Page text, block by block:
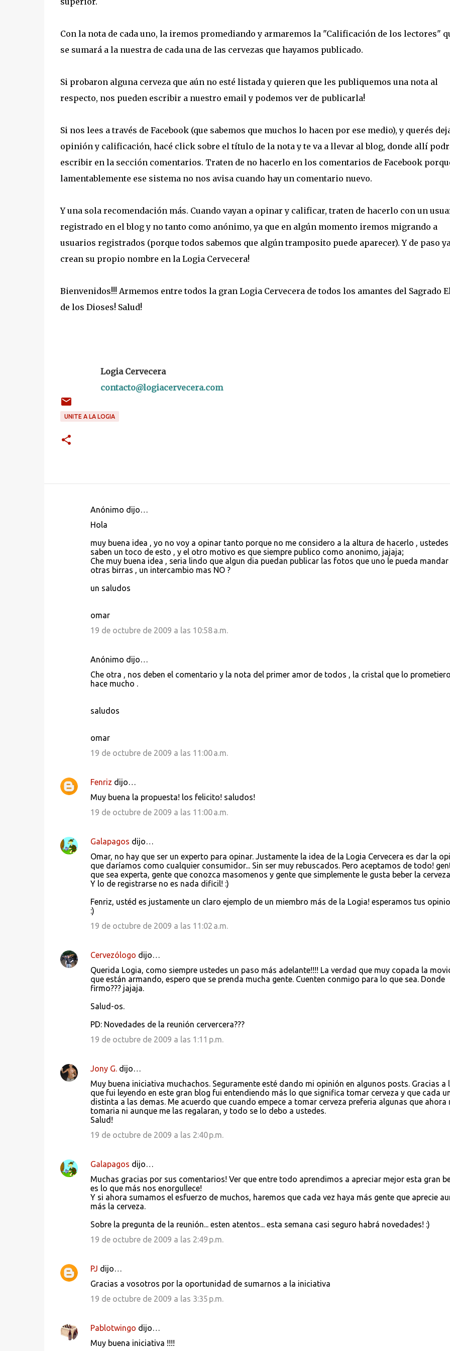
Con la nota de cada uno, la iremos promediando y armaremos la "Calificación de los lectores"
se sumará a la nuestra de cada una de las cervezas que hayamos publicado.
Si probaron alguna cerveza que aún no esté listada y quieren que les publiquemos una nota al
respecto, nos pueden escribir a nuestro email y podemos ver de publicarla!
Si nos lees a través de Facebook (que sabemos que muchos lo hacen por ese medio), y querés
opinión y calificación, hacé click sobre el título de la nota y te va a llevar al blog, donde allí
escribir en la sección comentarios. Traten de no hacerlo en los comentarios de Facebook
lamentablemente ese sistema no nos avisa cuando hay un comentario nuevo.
Y una sola recomendación más. Cuando vayan a opinar y calificar, traten de hacerlo con un
registrado en el blog y no tanto como anónimo, ya que en algún momento iremos migrando a
usuarios registrados (porque todos sabemos que algún tramposito puede aparecer). Y de paso
crean su propio nombre en la Logia Cervecera!
Bienvenidos!!! Armemos entre todos la gran Logia Cervecera de todos los amantes del Sagrado
de los Dioses! Salud!
Logia Cervecera
contacto@logiacervecera.com
UNITE A LA LOGIA
Anónimo dijo…
Hola
muy buena idea , yo no voy a opinar tanto porque no me considero a la altura de hacerlo , ustedes
saben un toco de esto , y el otro motivo es que siempre publico como anonimo, jajaja;
Che muy buena idea , seria lindo que algun dia puedan publicar las fotos que uno le pueda mandar
otras birras , un intercambio mas NO ?
un saludos
omar
19 de octubre de 2009 a las 10:58 a.m.
Anónimo dijo…
Che otra , nos deben el comentario y la nota del primer amor de todos , la cristal que lo
hace mucho .
saludos
omar
19 de octubre de 2009 a las 11:00 a.m.
Fenriz dijo…
Muy buena la propuesta! los felicito! saludos!
19 de octubre de 2009 a las 11:00 a.m.
Galapagos dijo…
Omar, no hay que ser un experto para opinar. Justamente la idea de la Logia Cervecera es dar la
que daríamos como cualquier consumidor... Sin ser muy rebuscados. Pero aceptamos de todo!
que sea experta, gente que conozca masomenos y gente que simplemente le gusta beber la
Y lo de registrarse no es nada dificil! :)
Fenriz, ustéd es justamente un claro ejemplo de un miembro más de la Logia! esperamos tus
:)
19 de octubre de 2009 a las 11:02 a.m.
Cervezólogo dijo…
Querida Logia, como siempre ustedes un paso más adelante!!!! La verdad que muy copada la
que están armando, espero que se prenda mucha gente. Cuenten conmigo para lo que sea. Donde
firmo??? jajaja.
Salud-os.
PD: Novedades de la reunión cervercera???
19 de octubre de 2009 a las 1:11 p.m.
Jony G.dijo…
Muy buena iniciativa muchachos. Seguramente esté dando mi opinión en algunos posts. Gracias a
que fui leyendo en este gran blog fui entendiendo más lo que significa tomar cerveza y que cada
distinta a las demas. Me acuerdo que cuando empece a tomar cerveza preferia algunas que ahora
tomaria ni aunque me las regalaran, y todo se lo debo a ustedes.
Salud!
19 de octubre de 2009 a las 2:40 p.m.
Galapagos dijo…
Muchas gracias por sus comentarios! Ver que entre todo aprendimos a apreciar mejor esta gran
es lo que más nos enorgullece!
Y si ahora sumamos el esfuerzo de muchos, haremos que cada vez haya más gente que aprecie
más la cerveza.
Sobre la pregunta de la reunión... esten atentos... esta semana casi seguro habrá novedades! :)
19 de octubre de 2009 a las 2:49 p.m.
PJ dijo…
Gracias a vosotros por la oportunidad de sumarnos a la iniciativa
19 de octubre de 2009 a las 3:35 p.m.
Pablotwingo dijo…
Muy buena iniciativa !!!!